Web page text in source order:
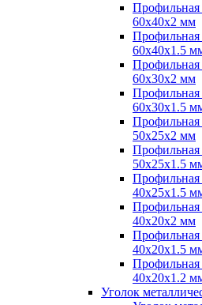
Профильная
60х40х2 мм
Профильная
60х40х1.5
Профильная
60х30х2 мм
Профильная
60х30х1.5
Профильная
50х25х2 мм
Профильная
50х25х1.5
Профильная
40х25х1.5
Профильная
40х20х2 мм
Профильная
40х20х1.5
Профильная
40х20х1.2
Уголок